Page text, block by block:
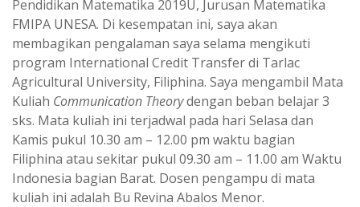
Pendidikan Matematika 2019U, Jurusan Matematika
FMIPA UNESA. Di kesempatan ini, saya akan
membagikan pengalaman saya selama mengikuti
program International Credit Transfer di Tarlac
Agricultural University, Filiphina. Saya mengambil Mata
Kuliah Communication Theorydengan beban belajar 3
sks. Mata kuliah ini terjadwal pada hari Selasa dan
Kamis pukul 10.30 am – 12.00 pm waktu bagian
Filiphina atau sekitar pukul 09.30 am – 11.00 am Waktu
Indonesia bagian Barat. Dosen pengampu di mata
kuliah ini adalah Bu Revina Abalos Menor.